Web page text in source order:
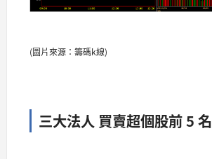
(圖片來源：籌碼k線)
三大法人 買賣超個股前 5 名​​​​​